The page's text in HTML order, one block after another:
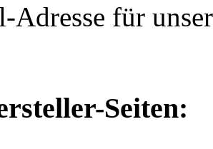
Adresse für
Seiten: